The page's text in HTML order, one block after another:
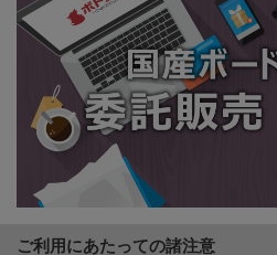
ご利用にあたっての諸注意